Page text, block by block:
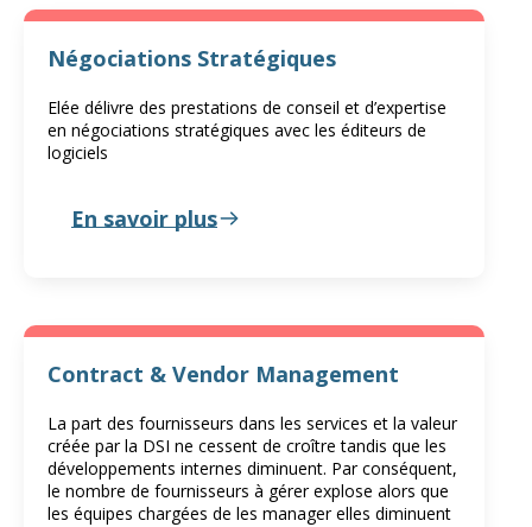
Négociations Stratégiques
Elée délivre des prestations de conseil et d’expertise
en négociations stratégiques avec les éditeurs de
logiciels
En savoir plus
Contract & Vendor Management
La part des fournisseurs dans les services et la valeur
créée par la DSI ne cessent de croître tandis que les
développements internes diminuent. Par conséquent,
le nombre de fournisseurs à gérer explose alors que
les équipes chargées de les manager elles diminuent